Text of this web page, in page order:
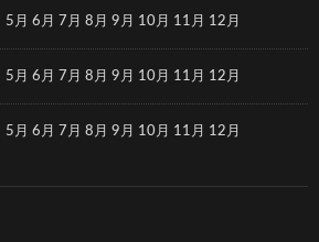
5月 6月 7月 8月 9月 10月 11月 12月
5月 6月 7月 8月 9月 10月 11月 12月
5月 6月 7月 8月 9月 10月 11月 12月